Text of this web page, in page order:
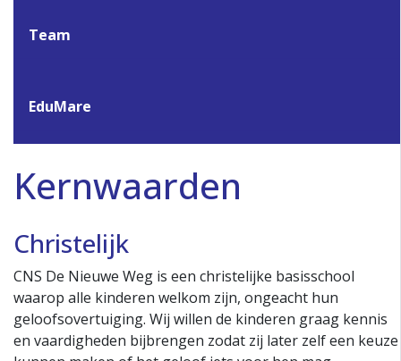
Team
EduMare
Kernwaarden
Christelijk
CNS De Nieuwe Weg is een christelijke basisschool
waarop alle kinderen welkom zijn, ongeacht hun
geloofsovertuiging. Wij willen de kinderen graag kennis
en vaardigheden bijbrengen zodat zij later zelf een keuze